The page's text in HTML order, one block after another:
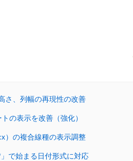
さ、列幅の再現性の改善
の表示を改善（強化）
）の複合線種の表示調整
で始まる日付形式に対応